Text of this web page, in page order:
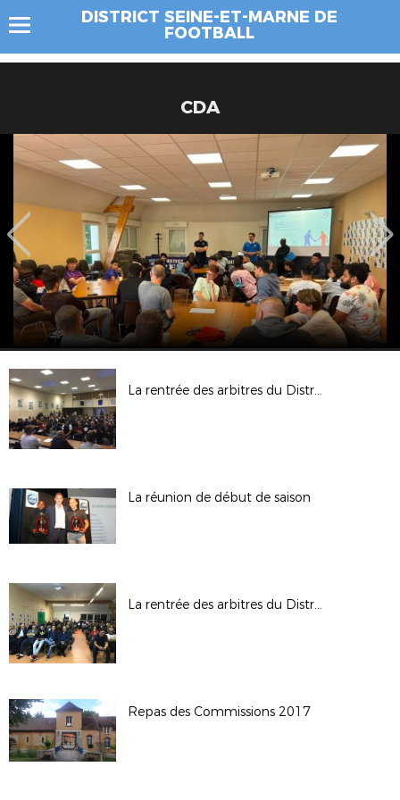
DISTRICT SEINE-ET-MARNE DE
FOOTBALL
CDA
La rentrée des arbitres du District secteur Sud
La réunion de début de saison
La rentrée des arbitres du District secteur Nord
Repas des Commissions 2017